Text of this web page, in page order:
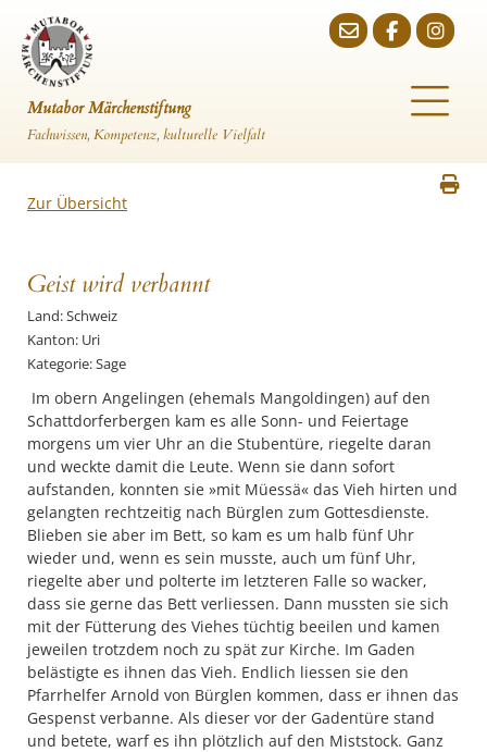
Mutabor Märchenstiftung
Fachwissen, Kompetenz, kulturelle Vielfalt
Zur Übersicht
Geist wird verbannt
Land: Schweiz
Kanton: Uri
Kategorie: Sage
Im obern Angelingen (ehemals Mangoldingen) auf den
Schattdorferbergen kam es alle Sonn- und Feiertage
morgens um vier Uhr an die Stubentüre, riegelte daran
und weckte damit die Leute. Wenn sie dann sofort
aufstanden, konnten sie »mit Müessä« das Vieh hirten und
gelangten rechtzeitig nach Bürglen zum Gottesdienste.
Blieben sie aber im Bett, so kam es um halb fünf Uhr
wieder und, wenn es sein musste, auch um fünf Uhr,
riegelte aber und polterte im letzteren Falle so wacker,
dass sie gerne das Bett verliessen. Dann mussten sie sich
mit der Fütterung des Viehes tüchtig beeilen und kamen
jeweilen trotzdem noch zu spät zur Kirche. Im Gaden
belästigte es ihnen das Vieh. Endlich liessen sie den
Pfarrhelfer Arnold von Bürglen kommen, dass er ihnen das
Gespenst verbanne. Als dieser vor der Gadentüre stand
und betete, warf es ihn plötzlich auf den Miststock. Ganz